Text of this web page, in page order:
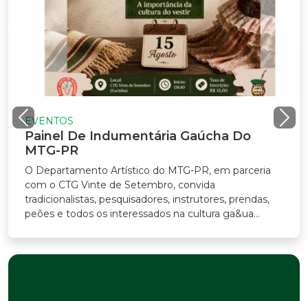
De Indumentária Gaúcha Do
PR
Artístico do MTG-PR, em parceria
o CTG Vinte de Setembro, convida
pesquisadores, instrutores, prendas,
e todos os interessados na cultura ga&ua...